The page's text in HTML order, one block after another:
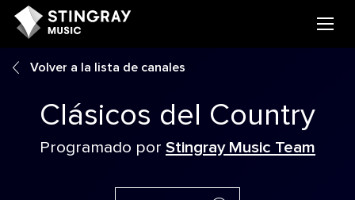
Volver a la lista de canales
Clásicos del Country
Programado por Stingray Music Team